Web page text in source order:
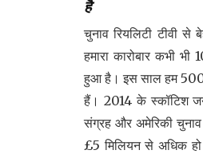
है
चुनाव रियलिटी टीवी से
हमारा कारोबार कभी
हुआ है। इस साल हम
हैं। 2014 के स्कॉटिश
संग्रह और अमेरिकी चुनाव
£5 मिलियन से अधिक